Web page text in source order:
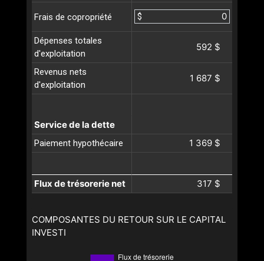
Frais de copropriété $
Dépenses totales
d'exploitation
592 $
Revenus nets
d'exploitation
1 687 $
Service de la dette
Paiement hypothécaire 1 369 $
Flux de trésorerie net 317 $
COMPOSANTES DU RETOUR SUR LE CAPITAL
INVESTI